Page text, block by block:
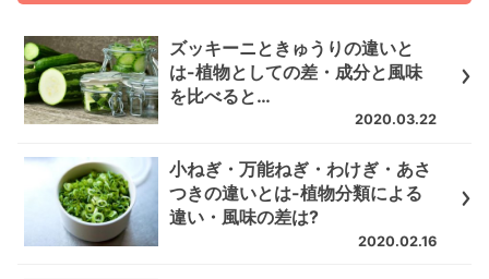
ズッキーニときゅうりの違いと
は-植物としての差・成分と風味
を比べると…
2020.03.22
小ねぎ・万能ねぎ・わけぎ・あさ
つきの違いとは-植物分類による
違い・風味の差は?
2020.02.16